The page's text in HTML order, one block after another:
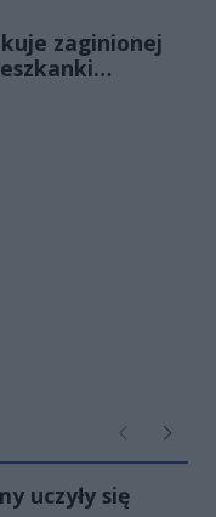
zaginionej
Poprzednie
uczyły się